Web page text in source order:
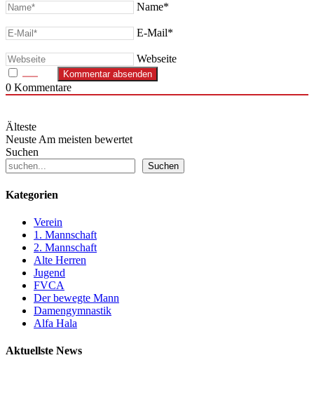
Name*
E-Mail*
Webseite
0 Kommentare
Älteste
NeusteAm meisten bewertet
Suchen
Suchen
Kategorien
Verein
1. Mannschaft
2. Mannschaft
Alte Herren
Jugend
FVCA
Der bewegte Mann
Damengymnastik
Alfa Hala
Aktuellste News